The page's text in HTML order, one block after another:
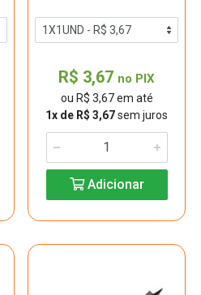
R$ 3,67 no PIX
ou R$ 3,67 em até
1x de R$ 3,67sem juros
Adicionar